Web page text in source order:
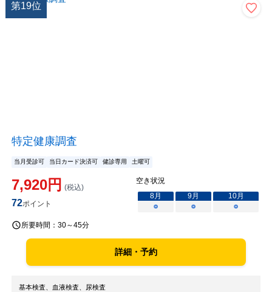
第19位
特定健康調査
当月受診可 当日カード決済可 健診専用 土曜可
7,920円 (税込)
72ポイント
空き状況
8月 9月 10月
○
○ ○
所要時間： 30～45分
詳細・予約
基本検査、血液検査、尿検査